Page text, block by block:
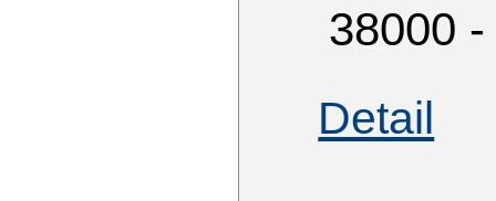
38000 -
Detail